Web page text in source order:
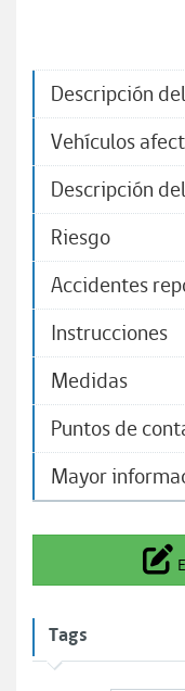
Descripción
Vehículos
Descripción
Riesgo
Accidentes
Instrucciones
Medidas
Puntos de
Mayor
Tags